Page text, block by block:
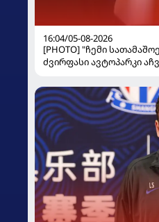
16:04/05-08-2026
[PHOTO] "ჩემი
ძვირფასი ავტოპარკი